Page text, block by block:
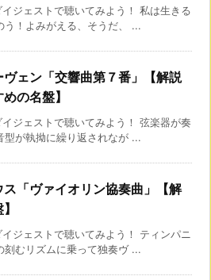
イジェストで聴いてみよう！ 私は生きる
う！よみがえる、そうだ、 ...
ヴェン「交響曲第７番」【解説
の名盤】
イジェストで聴いてみよう！ 弦楽器が奏
型が執拗に繰り返されなが ...
ス「ヴァイオリン協奏曲」【解
イジェストで聴いてみよう！ ティンパニ
刻むリズムに乗って独奏ヴ ...